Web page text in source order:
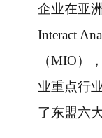
企业在亚
Interact
（MIO）
业重点行
了东盟六